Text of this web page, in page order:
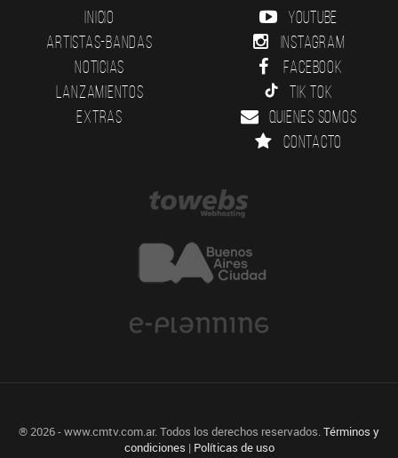
Inicio
Artistas-Bandas
Noticias
Lanzamientos
Extras
YouTube
Instagram
Facebook
Tik Tok
Quienes somos
Contacto
® 2026 - www.cmtv.com.ar. Todos los derechos reservados.Términos y
condiciones | Políticas de uso